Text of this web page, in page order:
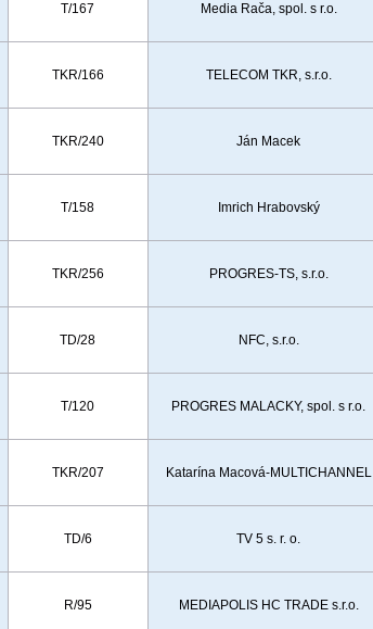
T/167 Media Rača, spol. s r.o.
TKR/166 TELECOM TKR, s.r.o.
TKR/240 Ján Macek
T/158 Imrich Hrabovský
TKR/256 PROGRES-TS, s.r.o.
TD/28 NFC, s.r.o.
T/120 PROGRES MALACKY, spol. s r.o.
TKR/207 Katarína Macová-MULTICHANNEL
TD/6 TV 5 s. r. o.
R/95 MEDIAPOLIS HC TRADE s.r.o.